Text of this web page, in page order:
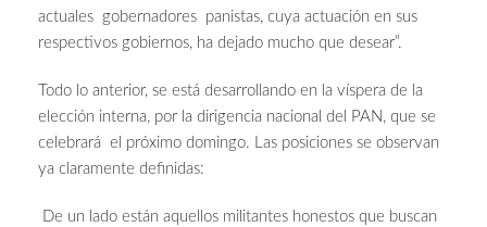
actuales gobernadores panistas, cuya actuación en sus
respectivos gobiernos, ha dejado mucho que desear”.
Todo lo anterior, se está desarrollando en la víspera de la
elección interna, por la dirigencia nacional del PAN, que se
celebrará el próximo domingo. Las posiciones se observan
ya claramente definidas:
De un lado están aquellos militantes honestos que buscan